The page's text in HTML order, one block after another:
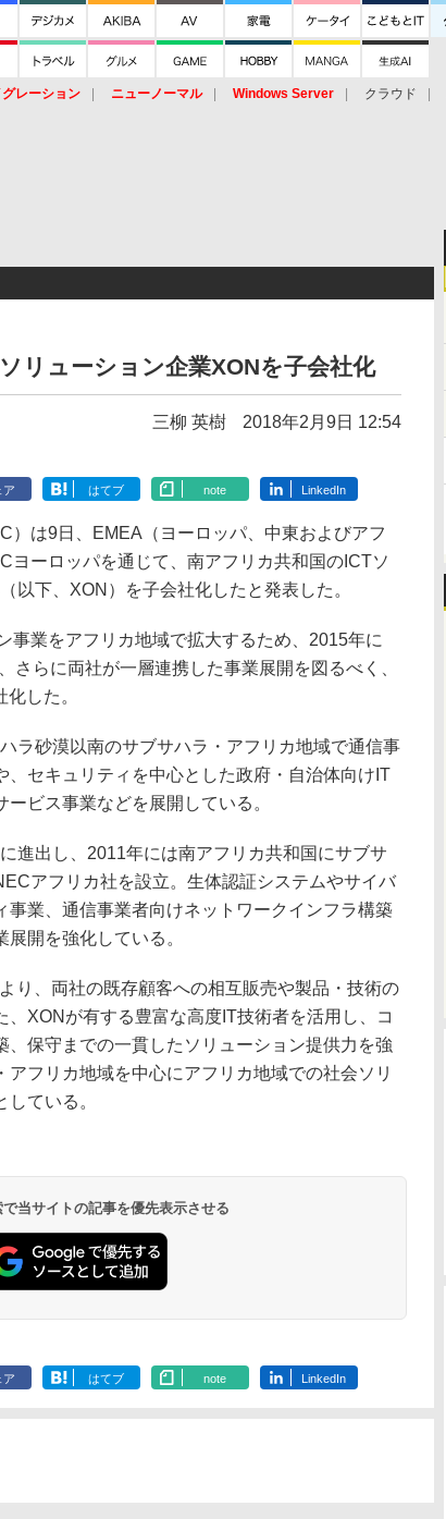
グレーション ニューノーマル Windows Server クラウド
リューション企業XONを子会社化
三柳 英樹 2018年2月9日 12:54
ア はてブ note LinkedIn
は9日、EMEA（ヨーロッパ、中東およびアフ
ヨーロッパを通じて、南アフリカ共和国のICTソ
以下、XON）を子会社化したと発表した。
業をアフリカ地域で拡大するため、2015年に
さらに両社が一層連携した事業展開を図るべく、
した。
ラ砂漠以南のサブサハラ・アフリカ地域で通信事
、セキュリティを中心とした政府・自治体向けIT
ビス事業などを展開している。
進出し、2011年には南アフリカ共和国にサブサ
アフリカ社を設立。生体認証システムやサイバ
事業、通信事業者向けネットワークインフラ構築
開を強化している。
り、両社の既存顧客への相互販売や製品・技術の
XONが有する豊富な高度IT技術者を活用し、コ
、保守までの一貫したソリューション提供力を強
フリカ地域を中心にアフリカ地域での社会ソリ
ている。
当サイトの記事を優先表示させる
ア はてブ note LinkedIn